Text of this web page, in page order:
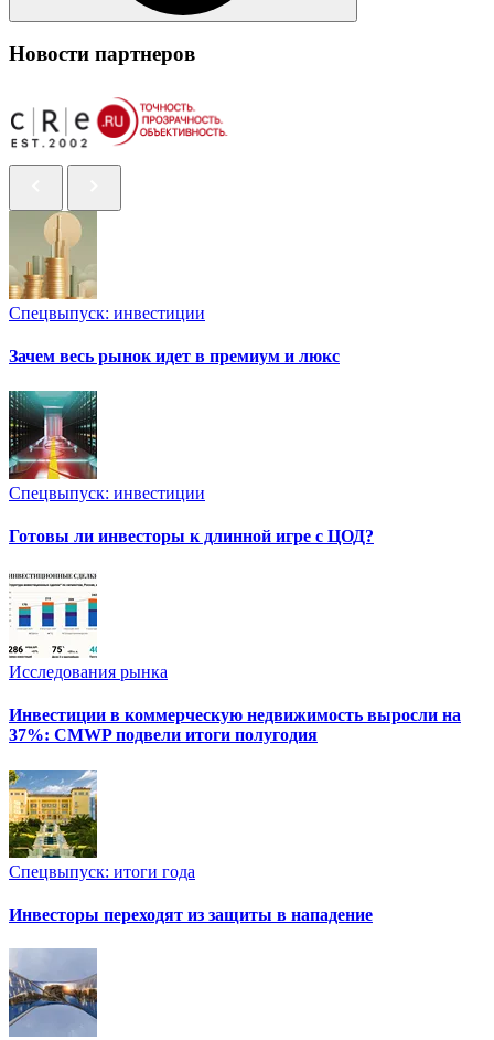
Новости партнеров
Спецвыпуск: инвестиции
Зачем весь рынок идет в премиум и люкс
Спецвыпуск: инвестиции
Готовы ли инвесторы к длинной игре с ЦОД?
Исследования рынка
Инвестиции в коммерческую недвижимость выросли на
37%: CMWP подвели итоги полугодия
Спецвыпуск: итоги года
Инвесторы переходят из защиты в нападение